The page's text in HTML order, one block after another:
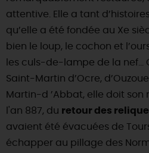
CE
CETTE
attentive. Elle a tant
qu’elle a été fondée au Xe
bien le loup, le cochon et
les culs-de-lampe de la nef…
Saint-Martin d’Ocre,
Martin-d ’Abbat, elle doit son
l'an 887, du retour des
avaient été évacuées de
échapper au pillage des